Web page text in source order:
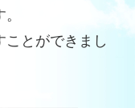
とができまし